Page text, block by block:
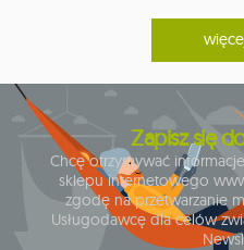
Zapisz się
Chcę otrzymywać
sklepu internetowego
zgodę na przetwarzanie
Usługodawcę dla celów